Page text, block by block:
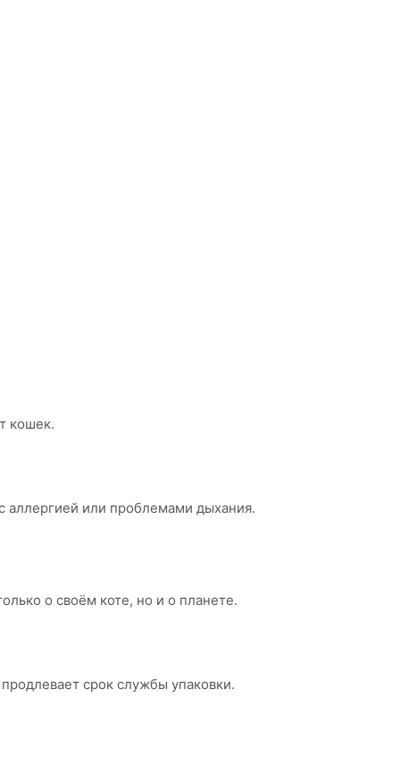
кошек.
аллергией или проблемами дыхания.
о своём коте, но и о планете.
срок службы упаковки.